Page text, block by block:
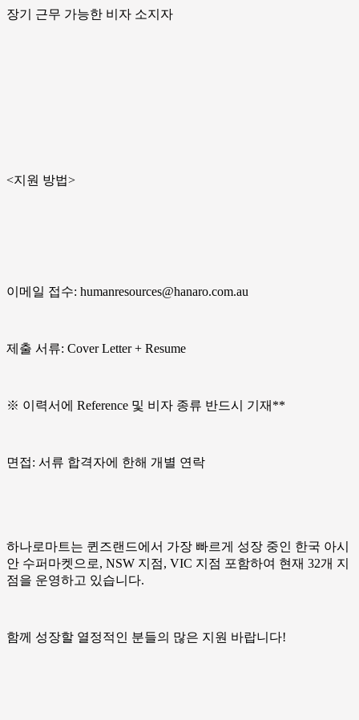
장기 근무 가능한 비자 소지자
<지원 방법>
이메일 접수: humanresources@hanaro.com.au
제출 서류: Cover Letter + Resume
※ 이력서에 Reference 및 비자 종류 반드시 기재**
면접: 서류 합격자에 한해 개별 연락
하나로마트는 퀸즈랜드에서 가장 빠르게 성장 중인 한국 아시
안 수퍼마켓으로, NSW 지점, VIC 지점 포함하여 현재 32개 지
점을 운영하고 있습니다.
함께 성장할 열정적인 분들의 많은 지원 바랍니다!